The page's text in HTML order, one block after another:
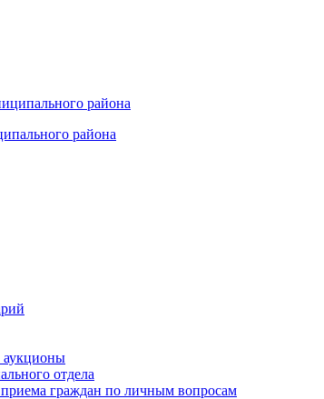
района
аукционы
отдела
граждан по личным вопросам